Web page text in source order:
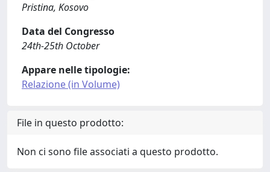
Pristina, Kosovo
Data del Congresso
24th-25th October
Appare nelle tipologie:
Relazione (in Volume)
File in questo prodotto:
Non ci sono file associati a questo prodotto.